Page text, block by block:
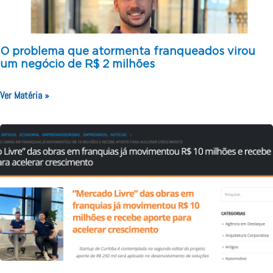
O problema que atormenta franqueados virou
um negócio de R$ 2 milhões
Ver Matéria »